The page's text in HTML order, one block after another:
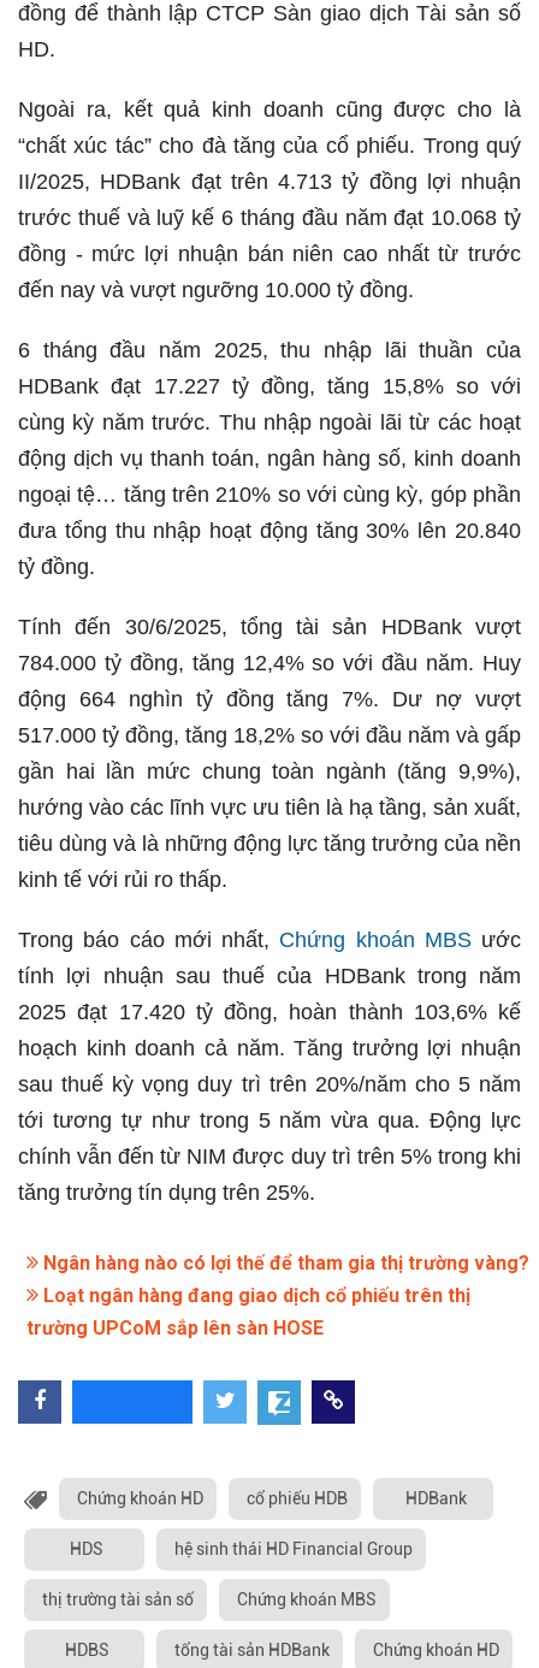
đồng để thành lập CTCP Sàn giao dịch Tài sản số
HD.
Ngoài ra, kết quả kinh doanh cũng được cho là
“chất xúc tác” cho đà tăng của cổ phiếu. Trong quý
II/2025, HDBank đạt trên 4.713 tỷ đồng lợi nhuận
trước thuế và luỹ kế 6 tháng đầu năm đạt 10.068 tỷ
đồng - mức lợi nhuận bán niên cao nhất từ trước
đến nay và vượt ngưỡng 10.000 tỷ đồng.
6 tháng đầu năm 2025, thu nhập lãi thuần của
HDBank đạt 17.227 tỷ đồng, tăng 15,8% so với
cùng kỳ năm trước. Thu nhập ngoài lãi từ các hoạt
động dịch vụ thanh toán, ngân hàng số, kinh doanh
ngoại tệ… tăng trên 210% so với cùng kỳ, góp phần
đưa tổng thu nhập hoạt động tăng 30% lên 20.840
tỷ đồng.
Tính đến 30/6/2025, tổng tài sản HDBank vượt
784.000 tỷ đồng, tăng 12,4% so với đầu năm. Huy
động 664 nghìn tỷ đồng tăng 7%. Dư nợ vượt
517.000 tỷ đồng, tăng 18,2% so với đầu năm và gấp
gần hai lần mức chung toàn ngành (tăng 9,9%),
hướng vào các lĩnh vực ưu tiên là hạ tầng, sản xuất,
tiêu dùng và là những động lực tăng trưởng của nền
kinh tế với rủi ro thấp.
Trong báo cáo mới nhất, Chứng khoán MBSước
tính lợi nhuận sau thuế của HDBank trong năm
2025 đạt 17.420 tỷ đồng, hoàn thành 103,6% kế
hoạch kinh doanh cả năm. Tăng trưởng lợi nhuận
sau thuế kỳ vọng duy trì trên 20%/năm cho 5 năm
tới tương tự như trong 5 năm vừa qua. Động lực
chính vẫn đến từ NIM được duy trì trên 5% trong khi
tăng trưởng tín dụng trên 25%.
Ngân hàng nào có lợi thế để tham gia thị trường vàng?
Loạt ngân hàng đang giao dịch cổ phiếu trên thị
trường UPCoM sắp lên sàn HOSE
Chứng khoán HD cổ phiếu HDB HDBank
HDS hệ sinh thái HD Financial Group
thị trường tài sản số Chứng khoán MBS
HDBS tổng tài sản HDBank Chứng khoán HD